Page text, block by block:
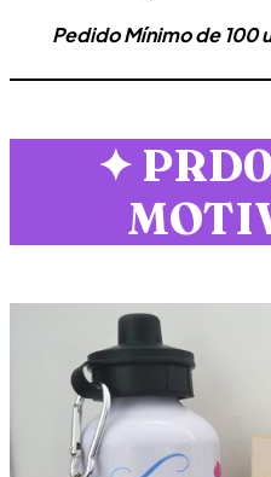
Pedido Mínimo de 100
✦